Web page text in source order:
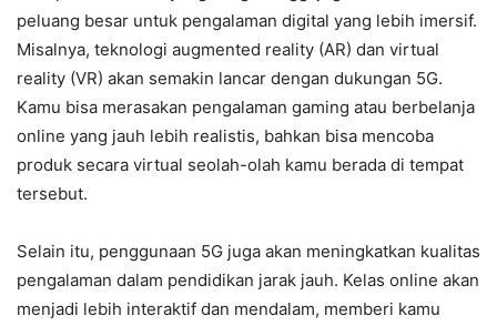
peluang besar untuk pengalaman digital yang lebih imersif.
Misalnya, teknologi augmented reality (AR) dan virtual
reality (VR) akan semakin lancar dengan dukungan 5G.
Kamu bisa merasakan pengalaman gaming atau berbelanja
online yang jauh lebih realistis, bahkan bisa mencoba
produk secara virtual seolah-olah kamu berada di tempat
tersebut.
Selain itu, penggunaan 5G juga akan meningkatkan kualitas
pengalaman dalam pendidikan jarak jauh. Kelas online akan
menjadi lebih interaktif dan mendalam, memberi kamu